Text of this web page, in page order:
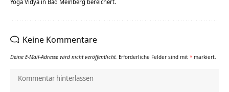
Keine Kommentare
Deine E-Mail-Adresse wird nicht veröffentlicht. Erforderliche Felder sind mit * markiert.